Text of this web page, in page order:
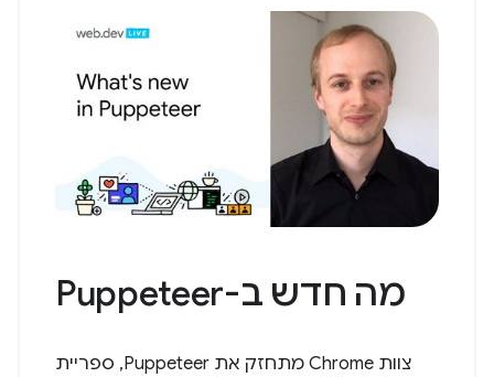
מה חדש ב-Puppeteer
צוות Chrome מתחזק את Puppeteer, ספריית